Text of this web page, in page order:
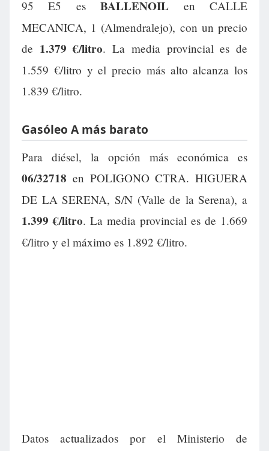
95 E5 esBALLENOIL en CALLE
MECANICA, 1 (Almendralejo), con un precio
de 1.379 €/litro. La media provincial es de
1.559 €/litro y el precio más alto alcanza los
1.839 €/litro.
Gasóleo A más barato
Para diésel, la opción más económica es
06/32718 en POLIGONO CTRA. HIGUERA
DE LA SERENA, S/N (Valle de la Serena), a
1.399 €/litro. La media provincial es de 1.669
€/litro y el máximo es 1.892 €/litro.
Datos actualizados por el Ministerio de